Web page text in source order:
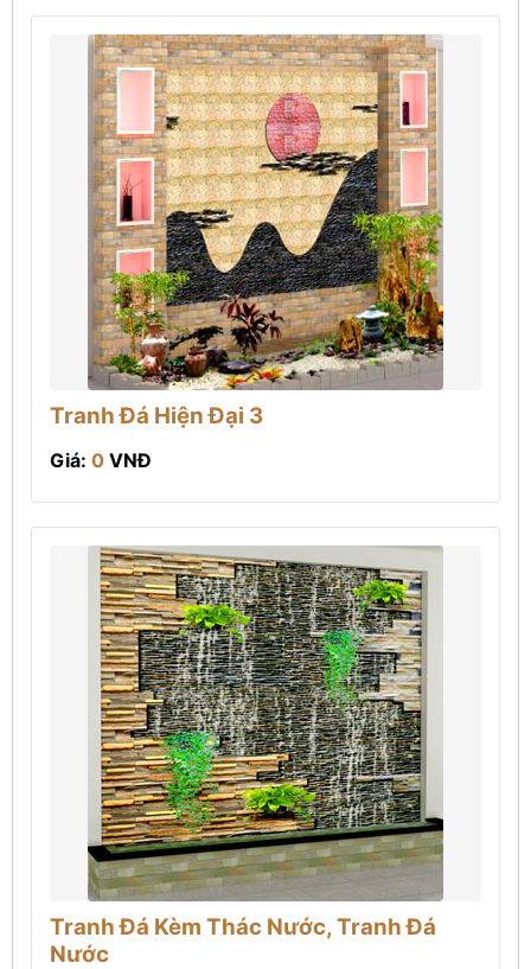
Tranh Đá Hiện Đại 3
Giá: 0 VNĐ
Tranh Đá Kèm Thác Nước, Tranh Đá
Nước